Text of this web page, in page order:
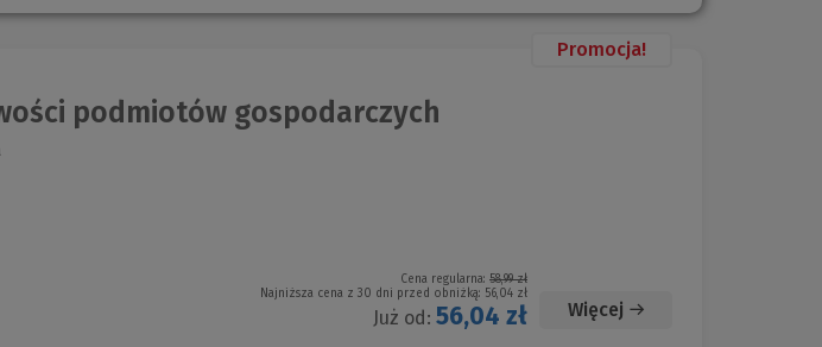
Promocja!
podmiotów gospodarczych
Cena regularna: 58,99 zł
Najniższa cena z 30 dni przed obniżką: 56,04 zł
Już od: 56,04 zł Więcej